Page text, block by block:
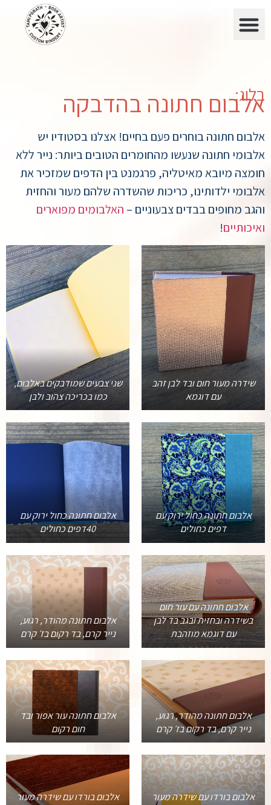
בלוג:
אלבום חתונה בהדבקה
אלבום חתונה בוחרים פעם בחיים! אצלנו בסטודיו יש
אלבומי חתונה שנעשו מהחומרים הטובים ביותר: נייר ללא
חומצה מיובא מאיטליה, פרגמנט בין הדפים שמזכיר את
אלבומי ילדותינו, כריכות שהשדרה שלהם מעור והחזית
והגב מחופים בבדים צבעוניים – האלבומים מפוארים
ואיכותיים!
שידרה מעור חום ובד לבן זהב
עם דוגמא
שני צבעים שמודבקים באלבום,
כמו בכריכה צהוב ולבן
אלבום חתונה כחול ירוק עם
דפים כחולים
אלבום חתונה כחול ירוק עם
40דפים כחולים
אלבום חתונה עם עור חום
בשידרה ובחזית ובגב בד לבן
עם דוגמא מוזהבת
אלבום חתונה מהודר, רגוע,
נייר קרם, בד רקום בז׳ קרם
אלבום חתונה מהודר, רגוע,
נייר קרם, בד רקום בז׳ קרם
אלבום חתונה עור אפור ובד
חום רקום
אלבום בורדו עם שידרה מעור
אלבום בורדו עם שידרה מעור